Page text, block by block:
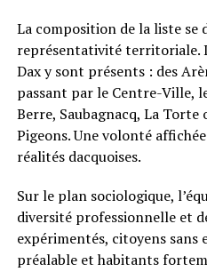
La composition de la liste se
représentativité territoriale.
Dax y sont présents : des
passant par le Centre-Ville,
Berre, Saubagnacq, La Torte
Pigeons. Une volonté
réalités dacquoises.
Sur le plan sociologique,
diversité professionnelle et
expérimentés, citoyens
préalable et habitants